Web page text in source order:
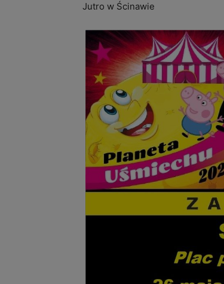
Jutro w Ścinawie